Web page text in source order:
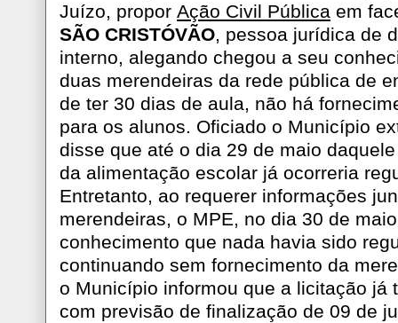
Juízo, propor Ação Civil Pública em
SÃO CRISTÓVÃO, pessoa jurídica de
interno, alegando chegou a seu
duas merendeiras da rede pública de
de ter 30 dias de aula, não há
para os alunos. Oficiado o Município
disse que até o dia 29 de maio
da alimentação escolar já ocorreria
Entretanto, ao requerer informações
merendeiras, o MPE, no dia 30 de
conhecimento que nada havia sido
continuando sem fornecimento da
o Município informou que a licitação já
com previsão de finalização de 09 de